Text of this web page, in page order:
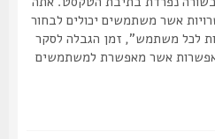
אשר משתמשים יכולים לבחור
משתמש”, זמן הגבלה לסקר
אשר מאפשרת למשתמשים